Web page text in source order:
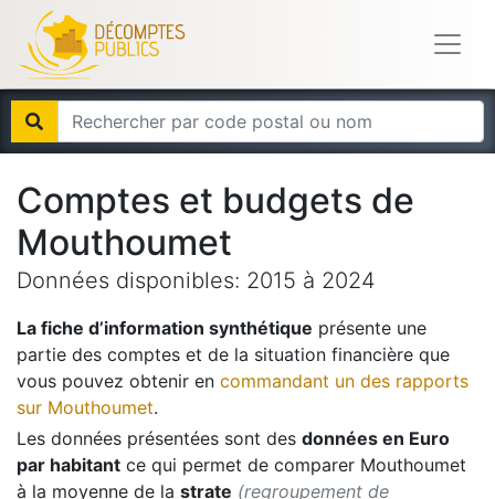
Comptes et budgets de
Mouthoumet
Données disponibles: 2015 à 2024
La fiche d’information synthétique présente une
partie des comptes et de la situation financière que
vous pouvez obtenir en commandant un des rapports
sur Mouthoumet.
Les données présentées sont des données en Euro
par habitant ce qui permet de comparer Mouthoumet
à la moyenne de la strate (regroupement de